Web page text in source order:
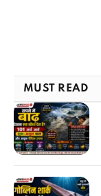
MUST READ